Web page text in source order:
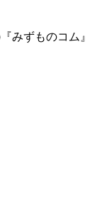
みずものコム』